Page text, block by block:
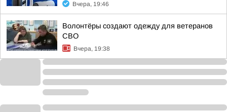
Вчера, 19:46
Волонтёры создают одежду для ветеранов
СВО
Вчера, 19:38